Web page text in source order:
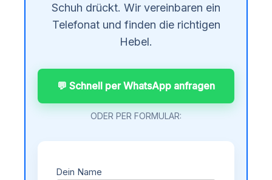
Schuh drückt. Wir vereinbaren ein
Telefonat und finden die richtigen
Hebel.
💬 Schnell per WhatsApp anfragen
ODER PER FORMULAR:
Dein Name